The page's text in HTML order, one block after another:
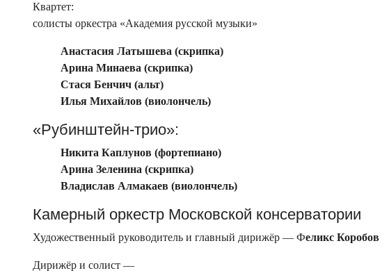
Квартет:
солисты оркестра «Академия русской музыки»
Анастасия Латышева (скрипка)
Арина Минаева (скрипка)
Стася Бенчич (альт)
Илья Михайлов (виолончель)
«Рубинштейн-трио»:
Никита Каплунов (фортепиано)
Арина Зеленина (скрипка)
Владислав Алмакаев (виолончель)
Камерный оркестр Московской консерватории
Художественный руководитель и главный дирижёр — Феликс Коробов
Дирижёр и солист —